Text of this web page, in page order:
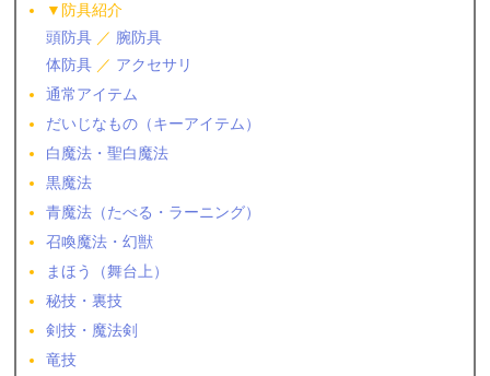
▼防具紹介
頭防具 ／ 腕防具
体防具 ／ アクセサリ
通常アイテム
だいじなもの（キーアイテム）
白魔法・聖白魔法
黒魔法
青魔法（たべる・ラーニング）
召喚魔法・幻獣
まほう（舞台上）
秘技・裏技
剣技・魔法剣
竜技